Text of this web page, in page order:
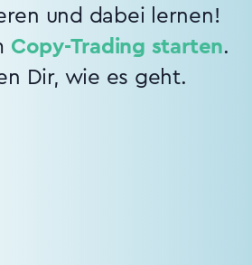
und dabei lernen!
Copy-Trading starten.
Dir, wie es geht.